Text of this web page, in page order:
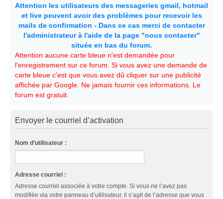
Attention les utilisateurs des messageries gmail, hotmail
et live peuvent avoir des problèmes pour recevoir les
mails de confirmation - Dans ce cas merci de contacter
l'administrateur à l'aide de la page "nous contacter"
située en bas du forum.
Attention aucune carte bleue n'est demandée pour
l'enregistrement sur ce forum. Si vous avez une demande de
carte bleue c'est que vous avez dû cliquer sur une publicité
affichée par Google. Ne jamais fournir ces informations. Le
forum est gratuit.
Envoyer le courriel d’activation
Nom d’utilisateur :
Adresse courriel :
Adresse courriel associée à votre compte. Si vous ne l’avez pas
modifiée via votre panneau d’utilisateur, il s’agit de l’adresse que vous